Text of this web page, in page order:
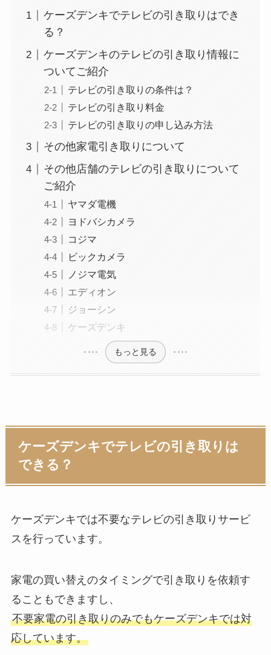
ケーズデンキでテレビの引き取りはでき
る？
ケーズデンキのテレビの引き取り情報に
ついてご紹介
テレビの引き取りの条件は？
テレビの引き取り料金
テレビの引き取りの申し込み方法
その他家電引き取りについて
その他店舗のテレビの引き取りについて
ご紹介
ヤマダ電機
ヨドバシカメラ
コジマ
ビックカメラ
ノジマ電気
エディオン
ジョーシン
ケーズデンキ
もっと見る
ケーズデンキでテレビの引き取りは
できる？
ケーズデンキでは不要なテレビの引き取りサービ
スを行っています。
家電の買い替えのタイミングで引き取りを依頼す
ることもできますし、
不要家電の引き取りのみでもケーズデンキでは対
応しています。